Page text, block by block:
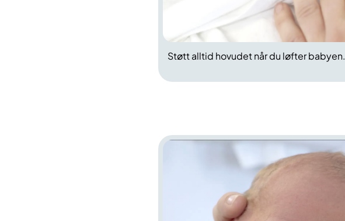
Støtt alltid hovudet når du løfter babyen.